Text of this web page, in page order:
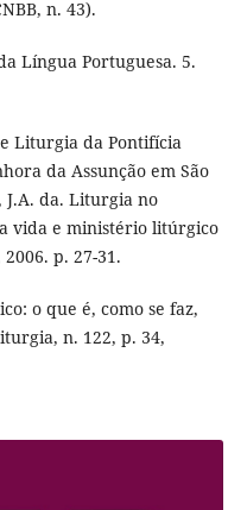
n. 43).
Língua Portuguesa. 5.
Liturgia da Pontifícia
da Assunção em São
J.A. da. Liturgia no
vida e ministério litúrgico
p. 27-31.
o que é, como se faz,
n. 122, p. 34,